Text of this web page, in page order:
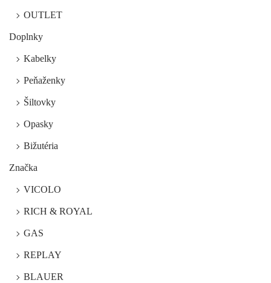
OUTLET
Doplnky
Kabelky
Peňaženky
Šiltovky
Opasky
Bižutéria
Značka
VICOLO
RICH & ROYAL
GAS
REPLAY
BLAUER